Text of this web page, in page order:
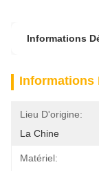
Informations
Informations
Lieu D'origine:
La Chine
Matériel: